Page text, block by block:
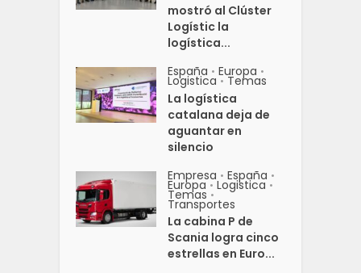
mostró al Clúster
Logístic la
logística...
España • Europa •
Logistica • Temas
La logística
catalana deja de
aguantar en
silencio
Empresa • España •
Europa • Logistica •
Temas •
Transportes
La cabina P de
Scania logra cinco
estrellas en Euro...